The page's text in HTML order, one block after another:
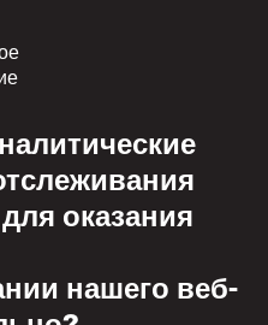
оказания
нашего веб-